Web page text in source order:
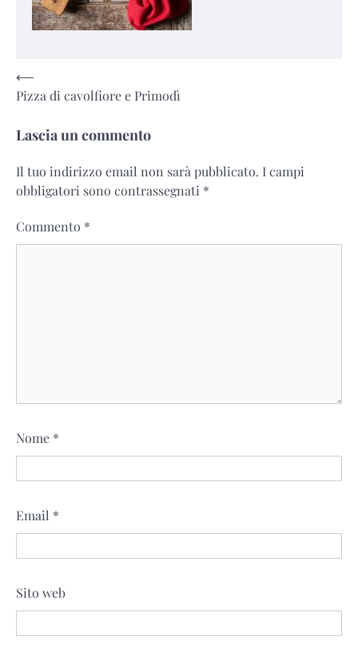
Navigazione
articoli
⟵
Pizza di cavolfiore e Primodì
Lascia un commento
Il tuo indirizzo email non sarà pubblicato. I campi
obbligatori sono contrassegnati *
Commento *
Nome *
Email *
Sito web